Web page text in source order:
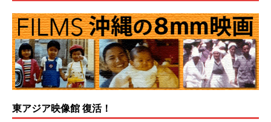
東アジア映像館 復活！